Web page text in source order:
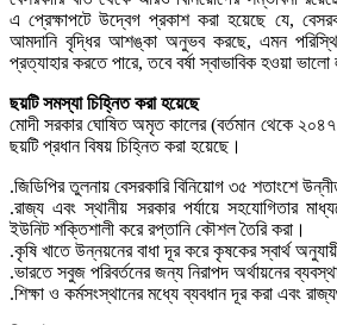
এ প্রেক্ষাপটে উদ্বেগ প্রকাশ করা হয়েছে যে,
আমদানি বৃদ্ধির আশঙ্কা অনুভব করছে, এমন
প্রত্যাহার করতে পারে, তবে বর্ষা স্বাভাবিক হওয়া ভালো
ছয়টি সমস্যা চিহ্নিত করা হয়েছে
মোদী সরকার ঘোষিত অমৃত কালের (বর্তমান থেকে
ছয়টি প্রধান বিষয় চিহ্নিত করা হয়েছে।
.জিডিপির তুলনায় বেসরকারি বিনিয়োগ ৩৫ শতাংশে
.রাজ্য এবং স্থানীয় সরকার পর্যায়ে সহযোগিতার
ইউনিট শক্তিশালী করে রপ্তানি কৌশল তৈরি করা।
.কৃষি খাতে উন্নয়নের বাধা দূর করে কৃষকের স্বার্থ
.ভারতে সবুজ পরিবর্তনের জন্য নিরাপদ অর্থায়নের
.শিক্ষা ও কর্মসংস্থানের মধ্যে ব্যবধান দূর করা এবং